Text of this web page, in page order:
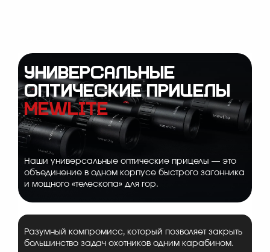
УНИВЕРСАЛЬНЫЕ
ОПТИЧЕСКИЕ ПРИЦЕЛЫ
MEWLITE
Наши универсальные оптические прицелы — это
объединение в одном корпусе быстрого загонника
и мощного «телескопа» для гор.
Разумный компромисс, который позволяет закрыть
большинство задач охотников одним карабином.